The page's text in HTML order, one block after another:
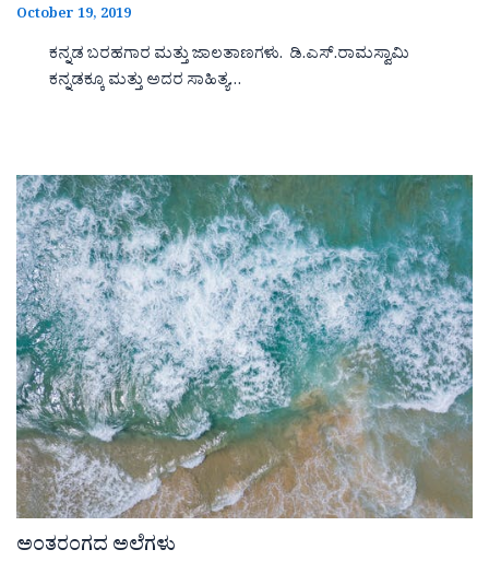
October 19, 2019
ಕನ್ನಡ ಬರಹಗಾರ ಮತ್ತು ಜಾಲತಾಣಗಳು. ಡಿ.ಎಸ್.ರಾಮಸ್ವಾಮಿ
ಕನ್ನಡಕ್ಕೂ ಮತ್ತು ಅದರ ಸಾಹಿತ್ಯ…
ಅಂತರಂಗದ ಅಲೆಗಳು